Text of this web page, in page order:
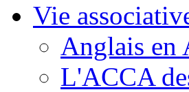
Vie
Anglais en
L'ACCA